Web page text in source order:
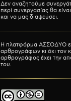
Δεν αναζητούμε
περί συνεργασίας θα
και να μας διαψεύσει.
Η πλατφόρμα ΑΣΣΟΔΥΟ
αρθρογράφων κι όχι τον
αρθρογράφος έχει την
του.